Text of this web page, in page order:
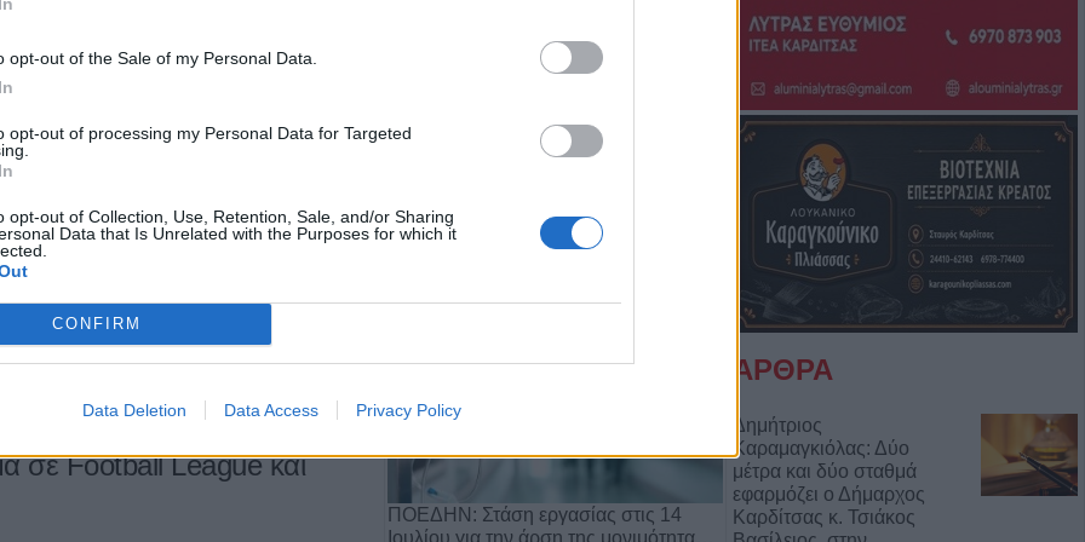
opt-out of the Sale of my Personal Data.
opt-out of processing my Personal Data for Targeted
opt-out of Collection, Use, Retention, Sale, and/or Sharing
Data that Is Unrelated with the Purposes for which it
CONFIRM
Data Deletion Data Access Privacy Policy
Δήμου Πύλης κλειστά την
τουΔημάρχου Πύληςτα ακόλουθα σχολεία της
την
σε Football League και
Αργιθέ…
ΠΟΕΔΗΝ: Στάση εργασίας στις 14
ΑΡΘΡΑ
Δημήτριος
Καραμαγκιόλας: Δύο
μέτρα και δύο σταθμά
εφαρμόζει ο Δήμαρχος
Καρδίτσας κ. Τσιάκος